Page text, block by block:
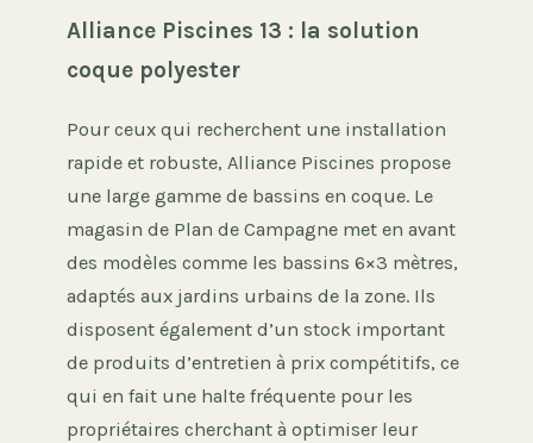
Alliance Piscines 13 : la solution
coque polyester
Pour ceux qui recherchent une installation
rapide et robuste, Alliance Piscines propose
une large gamme de bassins en coque. Le
magasin de Plan de Campagne met en avant
des modèles comme les bassins 6×3 mètres,
adaptés aux jardins urbains de la zone. Ils
disposent également d’un stock important
de produits d’entretien à prix compétitifs, ce
qui en fait une halte fréquente pour les
propriétaires cherchant à optimiser leur